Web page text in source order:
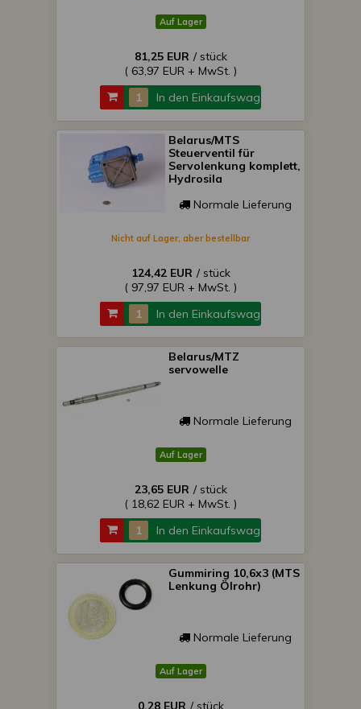
Auf Lager
81,25 EUR / stück
( 63,97 EUR + MwSt. )
In den Einkaufswagen
Belarus/MTS
Steuerventil für
Servolenkung komplett,
Hydrosila
Normale Lieferung
Nicht auf Lager, aber bestellbar
124,42 EUR / stück
( 97,97 EUR + MwSt. )
In den Einkaufswagen
Belarus/MTZ
servowelle
Normale Lieferung
Auf Lager
23,65 EUR / stück
( 18,62 EUR + MwSt. )
In den Einkaufswagen
Gummiring 10,6x3 (MTS
Lenkung Ölrohr)
Normale Lieferung
Auf Lager
0,28 EUR / stück